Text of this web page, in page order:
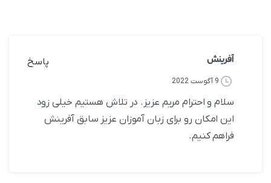
آفرینش پاسخ
9 آگوست 2022
سلام و احترام مریم عزیز. در تلاش هستیم خیلی زود
این امکان رو برای زبان آموزان عزیز سابق آفرینش
فراهم کنیم.